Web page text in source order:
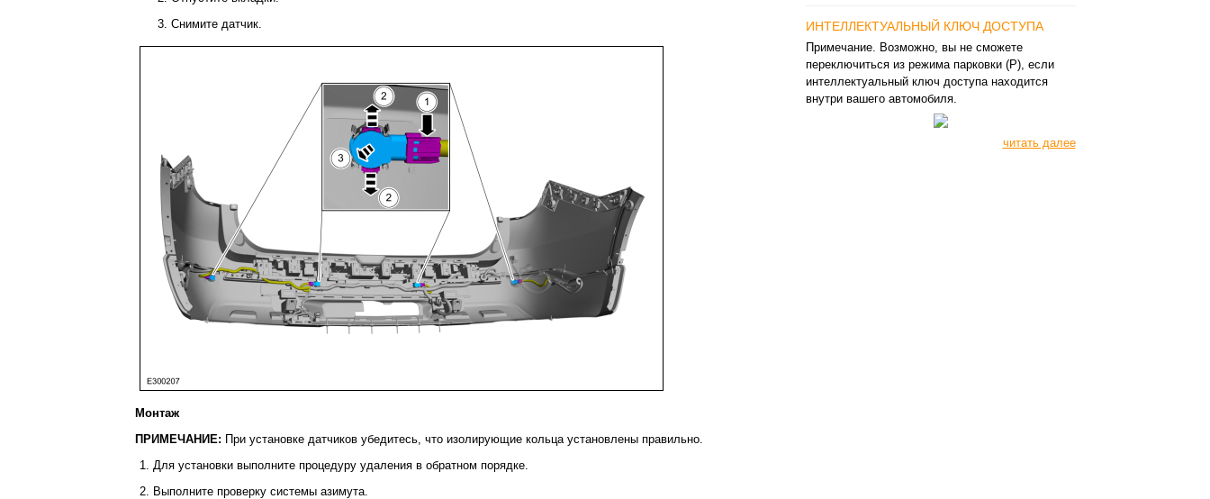
Снимите датчик.
Монтаж
ПРИМЕЧАНИЕ: При установке датчиков убедитесь, что изолирующие кольца установлены правильно.
Для установки выполните процедуру удаления в обратном порядке.
Выполните проверку системы азимута.
ИНТЕЛЛЕКТУАЛЬНЫЙ КЛЮЧ ДОСТУПА
Примечание. Возможно, вы не сможете
переключиться из режима парковки (P), если
интеллектуальный ключ доступа находится
внутри вашего автомобиля.
читать далее